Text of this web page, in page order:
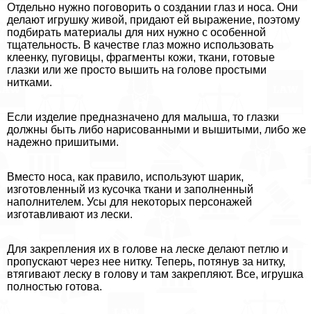
Отдельно нужно поговорить о создании глаз и носа. Они
делают игрушку живой, придают ей выражение, поэтому
подбирать материалы для них нужно с особенной
тщательность. В качестве глаз можно использовать
клеенку, пуговицы, фрагменты кожи, ткани, готовые
глазки или же просто вышить на голове простыми
нитками.
Если изделие предназначено для малыша, то глазки
должны быть либо нарисованными и вышитыми, либо же
надежно пришитыми.
Вместо носа, как правило, используют шарик,
изготовленный из кусочка ткани и заполненный
наполнителем. Усы для некоторых персонажей
изготавливают из лески.
Для закрепления их в голове на леске делают петлю и
пропускают через нее нитку. Теперь, потянув за нитку,
втягивают леску в голову и там закрепляют. Все, игрушка
полностью готова.